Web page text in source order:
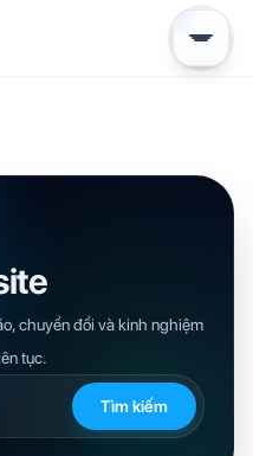
chuyển đổi và kinh nghiệm
tục.
Tìm kiếm